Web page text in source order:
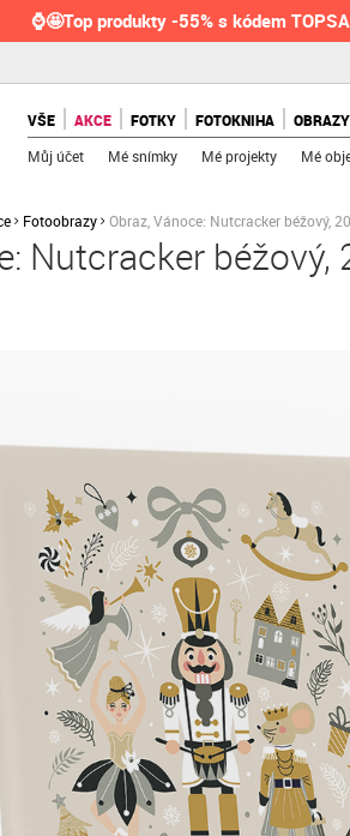
⌚🤩Top produkty -55% s kódem
VŠE AKCE FOTKY FOTOKNIHA OBRAZY
Můj účet Mé snímky Mé projekty Mé
Fotoobrazy Obraz, Vánoce: Nutcracker béžový,
Nutcracker béžový,